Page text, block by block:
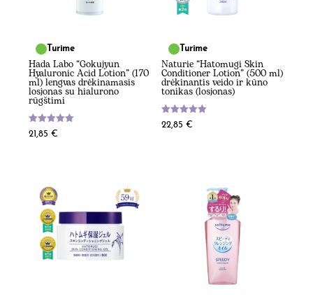
Turime
Hada Labo “Gokujyun
Hyaluronic Acid Lotion” (170
ml) lengvas drėkinamasis
losjonas su hialurono
rūgštimi
Įvertinimas:
5.00
21,85€
Turime
Naturie “Hatomugi Skin
Conditioner Lotion” (500 ml)
drėkinantis veido ir kūno
tonikas (losjonas)
Įvertinimas:
5.00
22,85€